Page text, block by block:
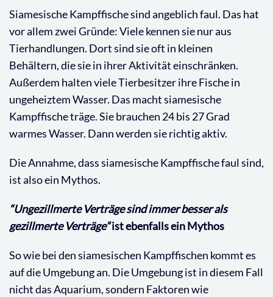
Siamesische Kampffische sind angeblich faul. Das hat
vor allem zwei Gründe: Viele kennen sie nur aus
Tierhandlungen. Dort sind sie oft in kleinen
Behältern, die sie in ihrer Aktivität einschränken.
Außerdem halten viele Tierbesitzer ihre Fische in
ungeheiztem Wasser. Das macht siamesische
Kampffische träge. Sie brauchen 24 bis 27 Grad
warmes Wasser. Dann werden sie richtig aktiv.
Die Annahme, dass siamesische Kampffische faul sind,
ist also ein Mythos.
“Ungezillmerte Verträge sind immer besser als
gezillmerte Verträge”ist ebenfalls ein Mythos
So wie bei den siamesischen Kampffischen kommt es
auf die Umgebung an. Die Umgebung ist in diesem Fall
nicht das Aquarium, sondern Faktoren wie